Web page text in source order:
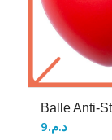
Balle Anti-
د.م.9